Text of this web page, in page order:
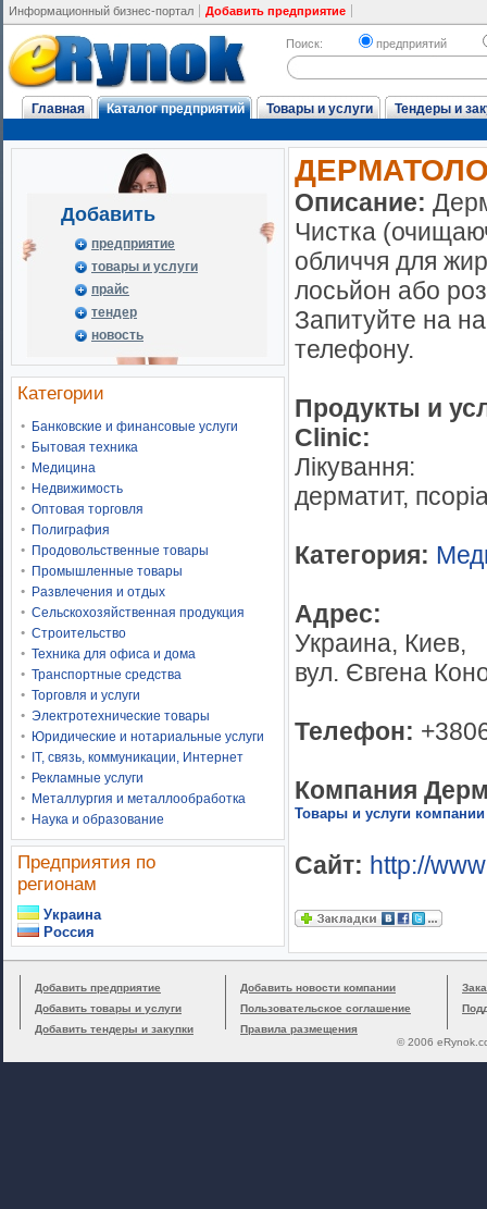
Информационный бизнес-портал Добавить предприятие
Поиск: предприятий
Главная Каталог предприятий Товары и услуги Тендеры и
Добавить
предприятие
товары и услуги
прайс
тендер
новость
Категории
Банковские и финансовые услуги
Бытовая техника
Медицина
Недвижимость
Оптовая торговля
Полиграфия
Продовольственные товары
Промышленные товары
Развлечения и отдых
Сельскохозяйственная продукция
Строительство
Техника для офиса и дома
Транспортные средства
Торговля и услуги
Электротехнические товары
Юридические и нотариальные услуги
IT, связь, коммуникации, Интернет
Рекламные услуги
Металлургия и металлообработка
Наука и образование
Предприятия по
регионам
Украина
Россия
Описание:
Чистка
обличчя для
лосьйон або
Запитуйте на
телефону.
Продукты и
Clinic:
Лікування:
дерматит,
Категория:
Адрес:
Украина, Киев,
вул. Євгена
Телефон:
Компания
Товары и услуги компании
Сайт: http://
Добавить предприятие
Добавить товары и услуги
Добавить тендеры и закупки
Добавить новости компании
Пользовательское соглашение
Правила размещения
© 2006